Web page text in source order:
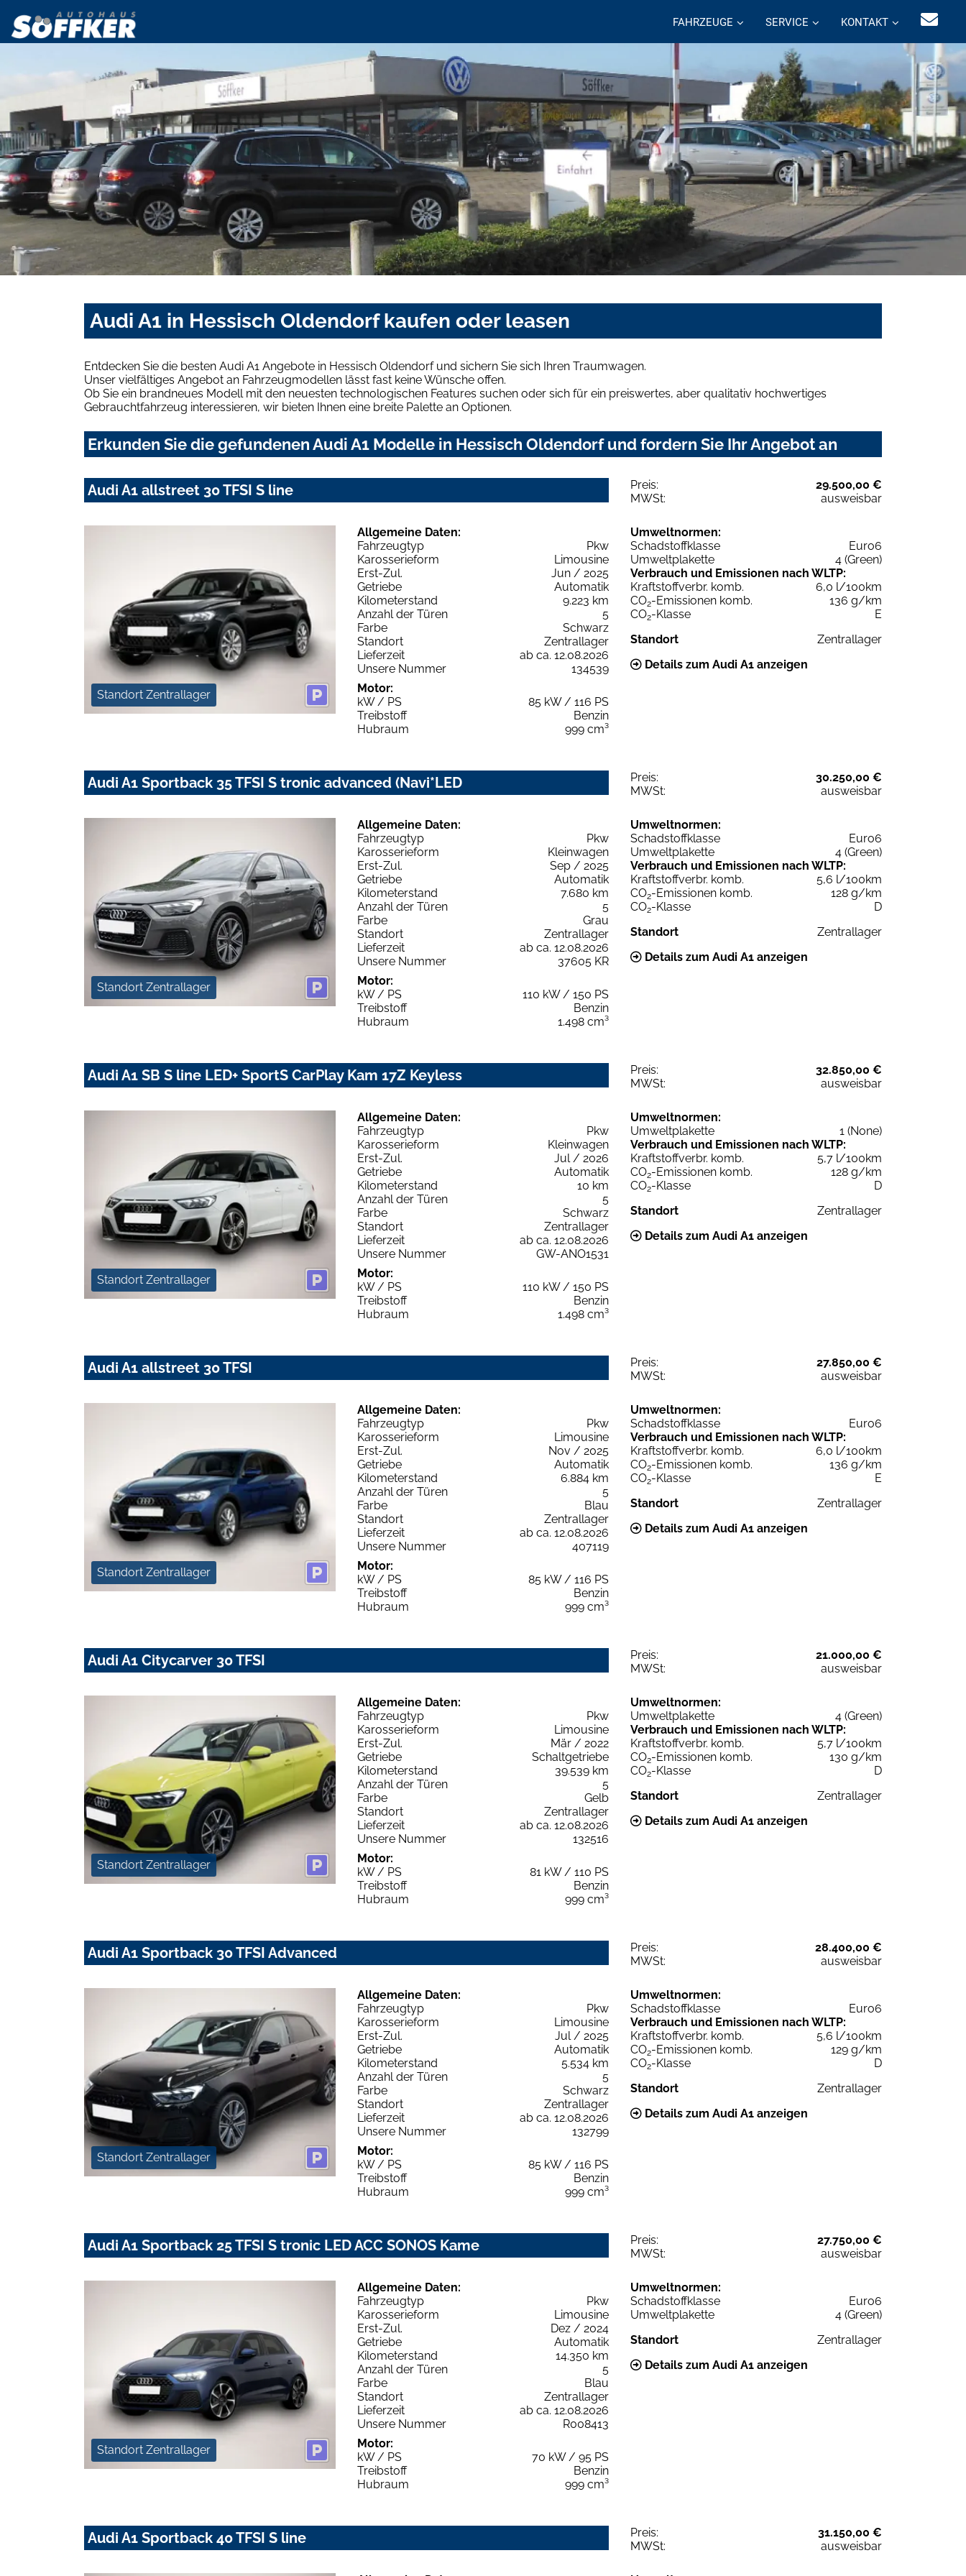
FAHRZEUGE SERVICE KONTAKT
Audi A1 in Hessisch Oldendorf kaufen oder leasen
Entdecken Sie die besten Audi A1 Angebote in Hessisch Oldendorf und sichern Sie sich Ihren Traumwagen.
Unser vielfältiges Angebot an Fahrzeugmodellen lässt fast keine Wünsche offen.
Ob Sie ein brandneues Modell mit den neuesten technologischen Features suchen oder sich für ein preiswertes, aber qualitativ hochwertiges
Gebrauchtfahrzeug interessieren, wir bieten Ihnen eine breite Palette an Optionen.
Erkunden Sie die gefundenen Audi A1 Modelle in Hessisch Oldendorf und fordern Sie Ihr Angebot an
Audi A1 allstreet 30 TFSI S line Preis:
29.500,00 €
MWSt:
ausweisbar
Standort Zentrallager
Allgemeine Daten:
Fahrzeugtyp
Pkw
Karosserieform
Limousine
Erst-Zul.
Jun / 2025
Getriebe
Automatik
Kilometerstand
9.223 km
Anzahl der Türen
5
Farbe
Schwarz
Standort
Zentrallager
Lieferzeit
ab ca. 12.08.2026
Unsere Nummer
134539
Motor:
kW / PS
85 kW / 116 PS
Treibstoff
Benzin
Hubraum
999 cm³
Umweltnormen:
Schadstoffklasse
Euro6
Umweltplakette
4 (Green)
Verbrauch und Emissionen nach WLTP:
Kraftstoffverbr. komb.
6,0 l/100km
CO2-Emissionen komb.
136 g/km
CO2-Klasse
E
Standort
Zentrallager
Details zum Audi A1 anzeigen
Audi A1 Sportback 35 TFSI S tronic advanced (Navi*LED Preis:
30.250,00 €
MWSt:
ausweisbar
Standort Zentrallager
Allgemeine Daten:
Fahrzeugtyp
Pkw
Karosserieform
Kleinwagen
Erst-Zul.
Sep / 2025
Getriebe
Automatik
Kilometerstand
7.680 km
Anzahl der Türen
5
Farbe
Grau
Standort
Zentrallager
Lieferzeit
ab ca. 12.08.2026
Unsere Nummer
37605 KR
Motor:
kW / PS
110 kW / 150 PS
Treibstoff
Benzin
Hubraum
1.498 cm³
Umweltnormen:
Schadstoffklasse
Euro6
Umweltplakette
4 (Green)
Verbrauch und Emissionen nach WLTP:
Kraftstoffverbr. komb.
5,6 l/100km
CO2-Emissionen komb.
128 g/km
CO2-Klasse
D
Standort
Zentrallager
Details zum Audi A1 anzeigen
Audi A1 SB S line LED+ SportS CarPlay Kam 17Z Keyless Preis:
32.850,00 €
MWSt:
ausweisbar
Standort Zentrallager
Allgemeine Daten:
Fahrzeugtyp
Pkw
Karosserieform
Kleinwagen
Erst-Zul.
Jul / 2026
Getriebe
Automatik
Kilometerstand
10 km
Anzahl der Türen
5
Farbe
Schwarz
Standort
Zentrallager
Lieferzeit
ab ca. 12.08.2026
Unsere Nummer
GW-ANO1531
Motor:
kW / PS
110 kW / 150 PS
Treibstoff
Benzin
Hubraum
1.498 cm³
Umweltnormen:
Umweltplakette
1 (None)
Verbrauch und Emissionen nach WLTP:
Kraftstoffverbr. komb.
5,7 l/100km
CO2-Emissionen komb.
128 g/km
CO2-Klasse
D
Standort
Zentrallager
Details zum Audi A1 anzeigen
Audi A1 allstreet 30 TFSI Preis:
27.850,00 €
MWSt:
ausweisbar
Standort Zentrallager
Allgemeine Daten:
Fahrzeugtyp
Pkw
Karosserieform
Limousine
Erst-Zul.
Nov / 2025
Getriebe
Automatik
Kilometerstand
6.884 km
Anzahl der Türen
5
Farbe
Blau
Standort
Zentrallager
Lieferzeit
ab ca. 12.08.2026
Unsere Nummer
407119
Motor:
kW / PS
85 kW / 116 PS
Treibstoff
Benzin
Hubraum
999 cm³
Umweltnormen:
Schadstoffklasse
Euro6
Verbrauch und Emissionen nach WLTP:
Kraftstoffverbr. komb.
6,0 l/100km
CO2-Emissionen komb.
136 g/km
CO2-Klasse
E
Standort
Zentrallager
Details zum Audi A1 anzeigen
Audi A1 Citycarver 30 TFSI Preis:
21.000,00 €
MWSt:
ausweisbar
Standort Zentrallager
Allgemeine Daten:
Fahrzeugtyp
Pkw
Karosserieform
Limousine
Erst-Zul.
Mär / 2022
Getriebe
Schaltgetriebe
Kilometerstand
39.539 km
Anzahl der Türen
5
Farbe
Gelb
Standort
Zentrallager
Lieferzeit
ab ca. 12.08.2026
Unsere Nummer
132516
Motor:
kW / PS
81 kW / 110 PS
Treibstoff
Benzin
Hubraum
999 cm³
Umweltnormen:
Umweltplakette
4 (Green)
Verbrauch und Emissionen nach WLTP:
Kraftstoffverbr. komb.
5,7 l/100km
CO2-Emissionen komb.
130 g/km
CO2-Klasse
D
Standort
Zentrallager
Details zum Audi A1 anzeigen
Audi A1 Sportback 30 TFSI Advanced Preis:
28.400,00 €
MWSt:
ausweisbar
Standort Zentrallager
Allgemeine Daten:
Fahrzeugtyp
Pkw
Karosserieform
Limousine
Erst-Zul.
Jul / 2025
Getriebe
Automatik
Kilometerstand
5.534 km
Anzahl der Türen
5
Farbe
Schwarz
Standort
Zentrallager
Lieferzeit
ab ca. 12.08.2026
Unsere Nummer
132799
Motor:
kW / PS
85 kW / 116 PS
Treibstoff
Benzin
Hubraum
999 cm³
Umweltnormen:
Schadstoffklasse
Euro6
Verbrauch und Emissionen nach WLTP:
Kraftstoffverbr. komb.
5,6 l/100km
CO2-Emissionen komb.
129 g/km
CO2-Klasse
D
Standort
Zentrallager
Details zum Audi A1 anzeigen
Audi A1 Sportback 25 TFSI S tronic LED ACC SONOS Kame Preis:
27.750,00 €
MWSt:
ausweisbar
Standort Zentrallager
Allgemeine Daten:
Fahrzeugtyp
Pkw
Karosserieform
Limousine
Erst-Zul.
Dez / 2024
Getriebe
Automatik
Kilometerstand
14.350 km
Anzahl der Türen
5
Farbe
Blau
Standort
Zentrallager
Lieferzeit
ab ca. 12.08.2026
Unsere Nummer
R008413
Motor:
kW / PS
70 kW / 95 PS
Treibstoff
Benzin
Hubraum
999 cm³
Umweltnormen:
Schadstoffklasse
Euro6
Umweltplakette
4 (Green)
Standort
Zentrallager
Details zum Audi A1 anzeigen
Audi A1 Sportback 40 TFSI S line Preis:
31.150,00 €
MWSt:
ausweisbar